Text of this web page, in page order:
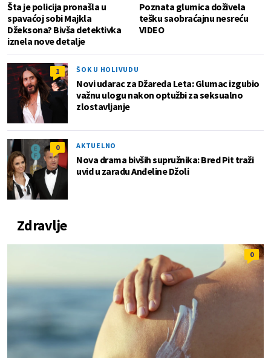
Šta je policija pronašla u
spavaćoj sobi Majkla
Džeksona? Bivša detektivka
iznela nove detalje
Poznata glumica doživela
tešku saobraćajnu nesreću
VIDEO
1 ŠOK U HOLIVUDU
Novi udarac za Džareda Leta: Glumac izgubio
važnu ulogu nakon optužbi za seksualno
zlostavljanje
0 AKTUELNO
Nova drama bivših supružnika: Bred Pit traži
uvid u zaradu Anđeline Džoli
Zdravlje
0